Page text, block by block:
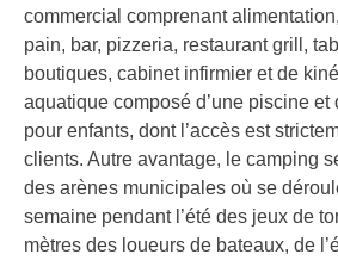
commercial comprenant
pain, bar, pizzeria, restaurant grill,
boutiques, cabinet infirmier et de
aquatique composé d’une piscine et
pour enfants, dont l’accès est
clients. Autre avantage, le camping
des arènes municipales où se
semaine pendant l’été des jeux de
mètres des loueurs de bateaux, de